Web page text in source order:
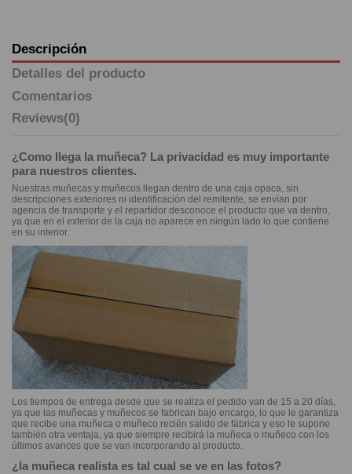
Descripción
Detalles del producto
Comentarios
Reviews(0)
¿Como llega la muñeca? La privacidad es muy importante
para nuestros clientes.
Nuestras muñecas y muñecos llegan dentro de una caja opaca, sin
descripciones exteriores ni identificación del remitente, se envían por
agencia de transporte y el repartidor desconoce el producto que va dentro,
ya que en el exterior de la caja no aparece en ningún lado lo que contiene
en su interior.
Los tiempos de entrega desde que se realiza el pedido van de 15 a 20 días,
ya que las muñecas y muñecos se fabrican bajo encargo, lo que le garantiza
que recibe una muñeca o muñeco recién salido de fábrica y eso le supone
también otra ventaja, ya que siempre recibirá la muñeca o muñeco con los
últimos avances que se van incorporando al producto.
¿la muñeca realista es tal cual se ve en las fotos?